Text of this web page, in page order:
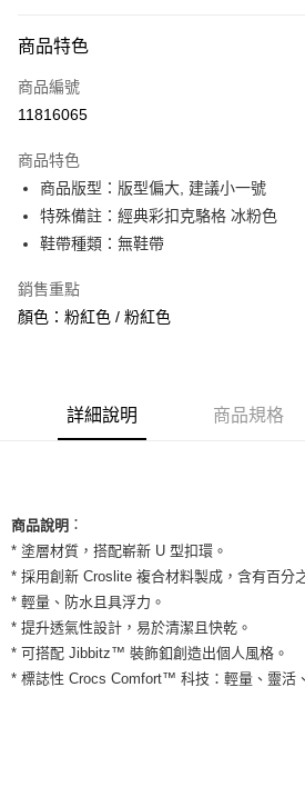
信用卡一次付款
信用卡分期付款
合作金庫商業銀行
華南商業銀行
上海商業儲蓄銀行
台北
國泰世華商業銀行
匯豐（台灣）商業銀行
聯邦商業銀行
台灣樂天信用卡公司
超商取貨付款
LINE Pay
街口支付
AFTEE先享後付
便利好安心！
１．簡單：不需註冊會員、不需綁卡、不需儲值
２．便利：只要手機號碼，簡訊認證，即可結帳
３．安心：先確認商品／服務後，再付款。
【「AFTEE先享後付」結帳流程】
１．於結帳方式選擇「AFTEE先享後付」後，
結帳頁面，進行簡訊認證並確認金額後，即可完
２．訂單成立數日內，您將收到繳費通知簡訊。
運送方式
全家取貨付款
每筆NT$60，滿NT$1,500(含以上)免運費
付款後全家取貨
每筆NT$60，滿NT$1,500(含以上)免運費
商品特色
商品編號
11816065
商品特色
商品版型：版型偏大, 建議小一號
特殊備註：經典彩扣克駱格 冰粉色
鞋帶種類：無鞋帶
銷售重點
顏色：粉紅色 / 粉紅色
詳細說明 商品規格
商品說明 ：
* 塗層材質，搭配嶄新 U 型扣環。
* 採用創新 Croslite 複合材料製成，含有百分
* 輕量、防水且具浮力。
* 提升透氣性設計，易於清潔且快乾。
* 可搭配 Jibbitz™ 裝飾釦創造出個人風格。
* 標誌性 Crocs Comfort™ 科技：輕量、靈活